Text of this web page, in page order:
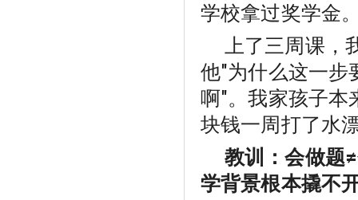
学校拿过奖学金
上了三周课，
他"为什么这一步
啊"。我家孩子本
块钱一周打了水
教训：会做题
学背景根本撬不